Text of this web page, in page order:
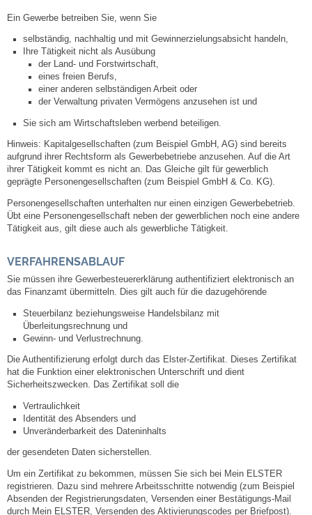
Schlepper / Traktor
Rathaus
Gemeindeverwaltung
Mitarbeiter
Ortsrecht
Schadensmeldungen
Gemeinderat
Sitzungsberichte
Ratsinfo
Gutachterausschuss
Ein Gewerbe betreiben Sie, wenn Sie
selbständig, nachhaltig und mit Gewinnerzielungsabsicht handeln,
Ihre Tätigkeit nicht als Ausübung
der Land- und Forstwirtschaft,
eines freien Berufs,
einer anderen selbständigen Arbeit oder
der Verwaltung privaten Vermögens anzusehen ist und
Sie sich am Wirtschaftsleben werbend beteiligen.
Hinweis: Kapitalgesellschaften (zum Beispiel GmbH, AG) sind bereits
aufgrund ihrer Rechtsform als Gewerbebetriebe anzusehen. Auf die Art
ihrer Tätigkeit kommt es nicht an. Das Gleiche gilt für gewerblich
geprägte Personengesellschaften (zum Beispiel GmbH & Co. KG).
Personengesellschaften unterhalten nur einen einzigen Gewerbebetrieb.
Übt eine Personengesellschaft neben der gewerblichen noch eine andere
Tätigkeit aus, gilt diese auch als gewerbliche Tätigkeit.
VERFAHRENSABLAUF
Sie müssen ihre Gewerbesteuererklärung authentifiziert elektronisch an
das Finanzamt übermitteln. Dies gilt auch für die dazugehörende
Steuerbilanz beziehungsweise Handelsbilanz mit
Überleitungsrechnung und
Gewinn- und Verlustrechnung.
Die Authentifizierung erfolgt durch das Elster-Zertifikat. Dieses Zertifikat
hat die Funktion einer elektronischen Unterschrift und dient
Sicherheitszwecken. Das Zertifikat soll die
Vertraulichkeit
Identität des Absenders und
Unveränderbarkeit des Dateninhalts
der gesendeten Daten sicherstellen.
Um ein Zertifikat zu bekommen, müssen Sie sich bei Mein ELSTER
registrieren. Dazu sind mehrere Arbeitsschritte notwendig (zum Beispiel
Absenden der Registrierungsdaten, Versenden einer Bestätigungs-Mail
durch Mein ELSTER, Versenden des Aktivierungscodes per Briefpost).